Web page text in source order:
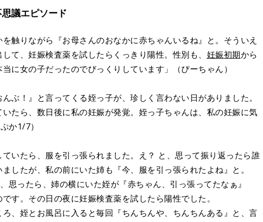
議エピソード
を触りながら『お母さんのおなかに赤ちゃんいるね』と。そういえ
て、妊娠検査薬を試したらくっきり陽性。性別も、 妊娠初期から
に女の子だったのでびっくりしています」（ぴーちゃん）
ぶ！』と言ってくる姪っ子が、珍しく言わない日がありました。
たら、数日後に私の妊娠が発覚。姪っ子ちゃんは、私の妊娠に気
か1/7）
ていたら、服を引っ張られました。え？ と、思って振り返ったら誰
したが、私の前にいた姉も『今、服を引っ張られたよね』と。
思ったら、姉の横にいた姪が『赤ちゃん、引っ張ってたなぁ』
す。その日の夜に妊娠検査薬を試したら陽性でした。
、姪とお風呂に入ると毎回『ちんちんや、ちんちんある』と、言